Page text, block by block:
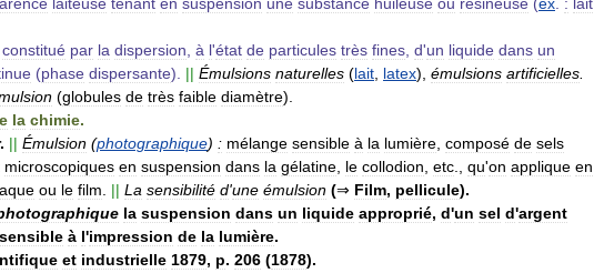
constitué par la dispersion à l'état de particules très fines d'un liquide dans un
(phase dispersante). || Émulsions naturelles (lait latex), émulsions artificielles
(globules de très faible diamètre).
la chimie.
. || Émulsion (photographique) : mélange sensible à la lumière composé de sels
microscopiques en suspension dans la gélatine le collodion etc qu'on applique en
ou le film || La sensibilité d'une émulsion (⇒ Film, pellicule).
la suspension dans un liquide approprié, d'un sel d'argent
sensible à l'impression de la lumière.
et industrielle 1879, p. 206 (1878).